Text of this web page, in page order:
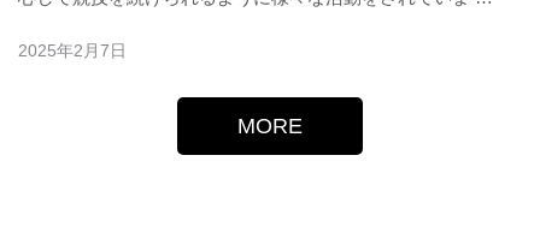
2025年2月7日
MORE